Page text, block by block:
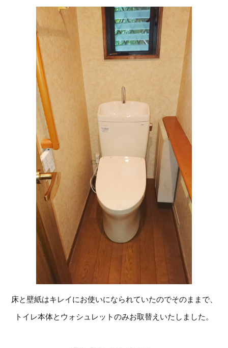
床と壁紙はキレイにお使いになられていたのでそのままで、
トイレ本体とウォシュレットのみお取替えいたしました。